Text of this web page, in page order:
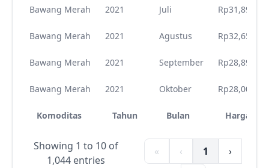
Bawang Merah 2021 Juli Rp31,897
Bawang Merah 2021 Agustus Rp32,657
Bawang Merah 2021 September Rp28,890
Bawang Merah 2021 Oktober Rp28,004
Komoditas Tahun Bulan Harga
Showing 1 to 10 of
1,044 entries
« ‹ 1
›